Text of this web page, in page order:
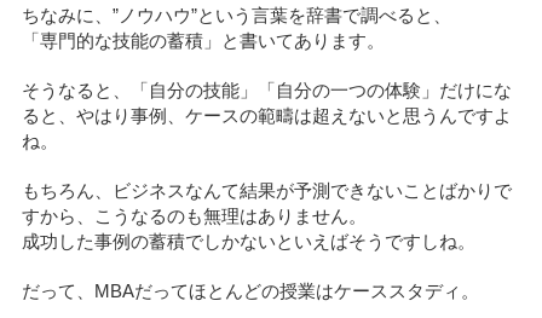
ちなみに、”ノウハウ”という言葉を辞書で調べると、
「専門的な技能の蓄積」と書いてあります。
そうなると、「自分の技能」「自分の一つの体験」だけにな
ると、やはり事例、ケースの範疇は超えないと思うんですよ
ね。
もちろん、ビジネスなんて結果が予測できないことばかりで
すから、こうなるのも無理はありません。
成功した事例の蓄積でしかないといえばそうですしね。
だって、MBAだってほとんどの授業はケーススタディ。